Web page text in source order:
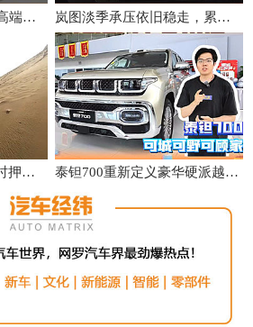
全新一代天工08上市，高端配置大众化，重新定义性价比 岚图淡季承压依旧稳走，累计交付同比增31%
比亚迪、吉利、华为同时押注，轻越野是真机会还是伪风口？ 泰钽700重新定义豪华硬派越野，家用越野两全其美